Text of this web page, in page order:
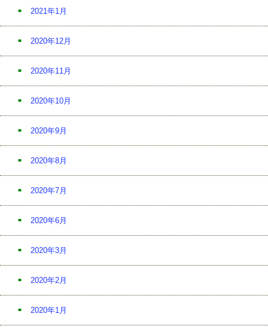
2021年1月
2020年12月
2020年11月
2020年10月
2020年9月
2020年8月
2020年7月
2020年6月
2020年3月
2020年2月
2020年1月